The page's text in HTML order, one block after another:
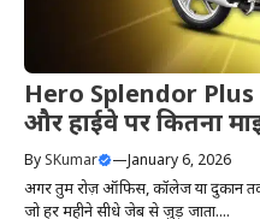
Hero Splendor Plus
और हाईवे पर कितना
By SKumar —January 6, 2026
अगर तुम रोज़ ऑफिस, कॉलेज या दुकान
जो हर महीने सीधे जेब से जुड़ जाता....